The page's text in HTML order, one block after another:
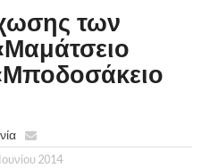
των
2014